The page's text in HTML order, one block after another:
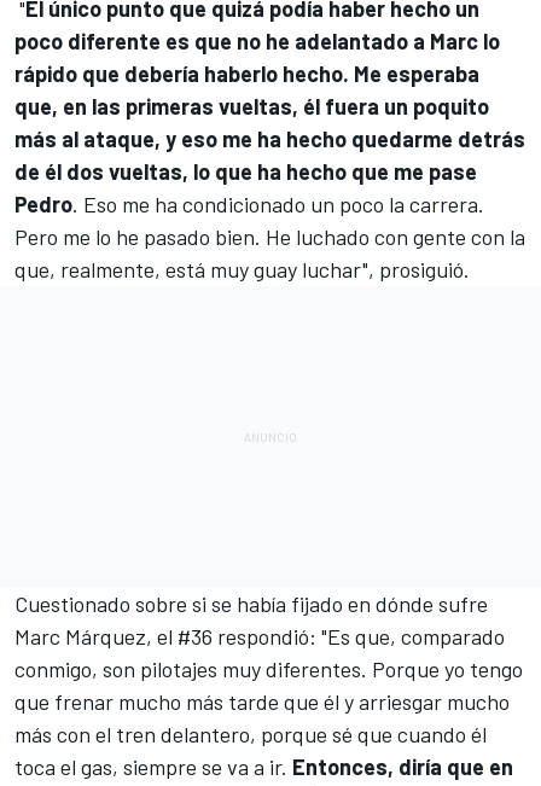
"El único punto que quizá podía haber hecho un
poco diferente es que no he adelantado a Marc lo
rápido que debería haberlo hecho. Me esperaba
que, en las primeras vueltas, él fuera un poquito
más al ataque, y eso me ha hecho quedarme detrás
de él dos vueltas, lo que ha hecho que me pase
Pedro. Eso me ha condicionado un poco la carrera.
Pero me lo he pasado bien. He luchado con gente con la
que, realmente, está muy guay luchar", prosiguió.
Cuestionado sobre si se había fijado en dónde sufre
Marc Márquez, el #36 respondió: "Es que, comparado
conmigo, son pilotajes muy diferentes. Porque yo tengo
que frenar mucho más tarde que él y arriesgar mucho
más con el tren delantero, porque sé que cuando él
toca el gas, siempre se va a ir. Entonces, diría que en